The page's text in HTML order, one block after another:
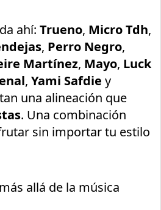
ahí:Trueno, Micro Tdh,
, Perro Negro,
Martínez, Mayo, Luck
,Yami Safdie y
una alineación que
. Una combinación
sin importar tu estilo
allá de la música